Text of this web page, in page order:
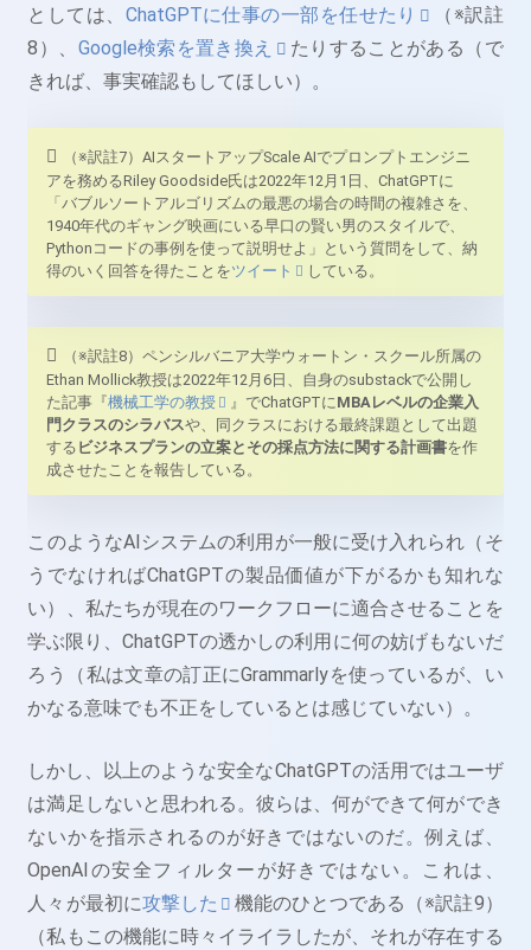
としては、 ChatGPTに仕事の一部を任せたり
（※訳註
8）、 Google検索を置き換え
たりすることがある（で
きれば、事実確認もしてほしい）。
（※訳註7）AIスタートアップScale AIでプロンプトエンジニ
アを務めるRiley Goodside氏は2022年12月1日、ChatGPTに
「バブルソートアルゴリズムの最悪の場合の時間の複雑さを、
1940年代のギャング映画にいる早口の賢い男のスタイルで、
Pythonコードの事例を使って説明せよ」という質問をして、納
得のいく回答を得たことをツイート している。
（※訳註8）ペンシルバニア大学ウォートン・スクール所属の
Ethan Mollick教授は2022年12月6日、自身のsubstackで公開し
た記事『機械工学の教授 』でChatGPTにMBAレベルの企業入
門クラスのシラバスや、同クラスにおける最終課題として出題
する ビジネスプランの立案とその採点方法に関する計画書を作
成させたことを報告している。
このようなAIシステムの利用が一般に受け入れられ（そ
うでなければChatGPTの製品価値が下がるかも知れな
い）、私たちが現在のワークフローに適合させることを
学ぶ限り、ChatGPTの透かしの利用に何の妨げもないだ
ろう（私は文章の訂正にGrammarlyを使っているが、い
かなる意味でも不正をしているとは感じていない）。
しかし、以上のような安全なChatGPTの活用ではユーザ
は満足しないと思われる。彼らは、何ができて何ができ
ないかを指示されるのが好きではないのだ。例えば、
OpenAIの安全フィルターが好きではない。これは、
人々が最初に攻撃した
機能のひとつである（※訳註9）
（私もこの機能に時々イライラしたが、それが存在する